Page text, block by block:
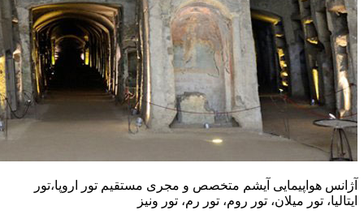
آژانس هواپیمایی آیشم متخصص و مجری مستقیم تور اروپا،تور
ایتالیا، تور میلان، تور روم، تور رم، تور ونیز